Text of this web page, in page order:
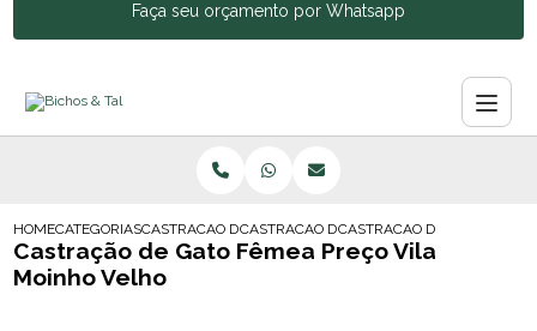
Faça seu orçamento por Whatsapp
HOMECATEGORIASCASTRACAO DE ANIMAISCASTRACAO DE CACHORRA
CASTRACAO DE GATO
Castração de Gato Fêmea Preço Vila
Moinho Velho